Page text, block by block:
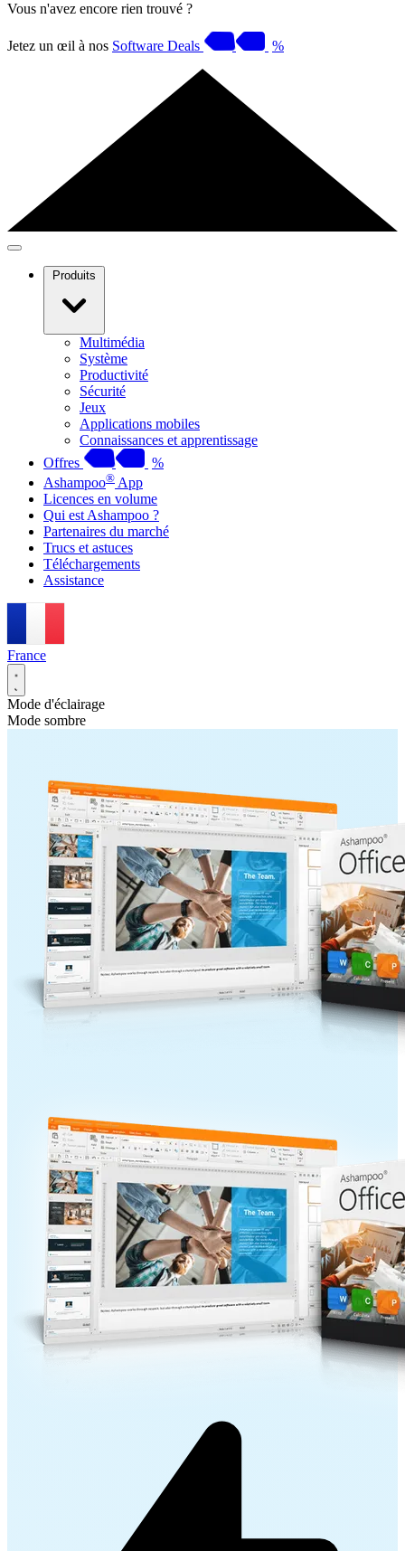
Vous n'avez encore rien trouvé ?
Jetez un œil à nos Software Deals %
Produits
Multimédia
Système
Productivité
Sécurité
Jeux
Applications mobiles
Connaissances et apprentissage
Offres
%
Ashampoo® App
Licences en volume
Qui est Ashampoo ?
Partenaires du marché
Trucs et astuces
Téléchargements
Assistance
France
Mode d'éclairage
Mode sombre